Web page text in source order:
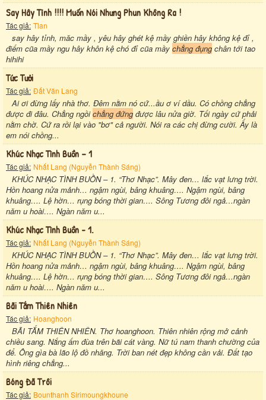
Say Hây Tỉnh !!!! Muốn Nói Nhưng Phun Không Ra !
Tác giả: Tlan
say hây tỉnh, măc mầy , yêu hây ghét kệ mầy ghiền hây không kệ đỉ ,
điếm cũa mầy ngu hây khôn kệ chó đỉ cũa mầy chẳng đụng chân tới tao
hihihi
Tức Tưởi
Tác giả: Đất Văn Lang
Ai ơi đừng lấy nhà thơ. Đêm nằm nó cứ...ầu ơ ví dầu. Có chồng chẳng
được đi đâu. Chẳng ngồichẳng đứng được lâu nửa giờ. Tối ngày cứ phải
nằm chờ. Cứ ra rồi lại vào "bơ" cả người. Nói ra các chị đừng cười. Ấy là
em nói chồng...
Khúc Nhạc Tình Buồn – 1
Tác giả: Nhất Lang (Nguyễn Thành Sáng)
KHÚC NHẠC TÌNH BUỒN – 1. “Thơ Nhạc”. Mây đen… lắc vạt lưng trời.
Hồn hoang nửa mảnh… ngậm ngùi, bâng khuâng…. Ngậm ngùi, bâng
khuâng…. Lệ hờn… rụng bóng thời gian…. Sông Tương đôi ngả…ngàn
năm u hoài…. Ngàn năm u...
Khúc Nhạc Tình Buồn - 1.
Tác giả: Nhất Lang (Nguyễn Thành Sáng)
KHÚC NHẠC TÌNH BUỒN – 1. “Thơ Nhạc”. Mây đen… lắc vạt lưng trời.
Hồn hoang nửa mảnh… ngậm ngùi, bâng khuâng…. Ngậm ngùi, bâng
khuâng…. Lệ hờn… rụng bóng thời gian…. Sông Tương đôi ngả…ngàn
năm u hoài…. Ngàn năm u...
Bãi Tắm Thiên Nhiên
Tác giả: Hoanghoon
BÃI TẮM THIÊN NHIÊN. Thơ hoanghoon. Thiên nhiên rộng mở cảnh
chiều sang. Nắng ấm đùa trên bãi cát vàng. Nữ tú nam thanh chường của
để. Ông gìa bà lão lộ đồ nhăng. Trời ban nét đẹp không cần vải. Đất tạo
hình riêng chẳng...
Bóng Đã Trôi
Tác giả: Bounthanh Sirimoungkhoune